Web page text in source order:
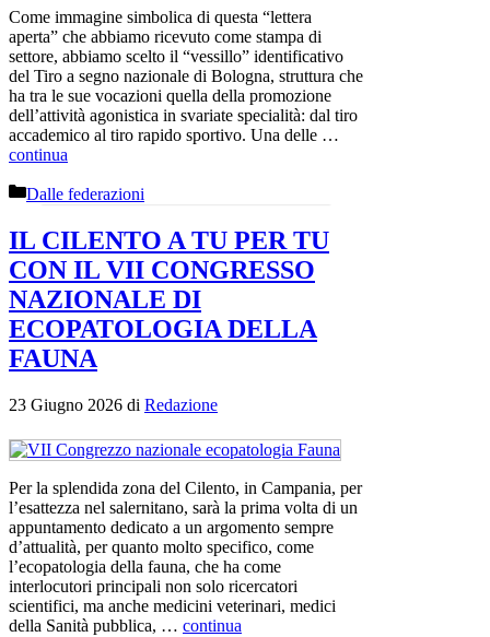
Come immagine simbolica di questa “lettera
aperta” che abbiamo ricevuto come stampa di
settore, abbiamo scelto il “vessillo” identificativo
del Tiro a segno nazionale di Bologna, struttura che
ha tra le sue vocazioni quella della promozione
dell’attività agonistica in svariate specialità: dal tiro
accademico al tiro rapido sportivo. Una delle …
continua
Categorie
Dalle federazioni
IL CILENTO A TU PER TU
CON IL VII CONGRESSO
NAZIONALE DI
ECOPATOLOGIA DELLA
FAUNA
23 Giugno 2026 di Redazione
Per la splendida zona del Cilento, in Campania, per
l’esattezza nel salernitano, sarà la prima volta di un
appuntamento dedicato a un argomento sempre
d’attualità, per quanto molto specifico, come
l’ecopatologia della fauna, che ha come
interlocutori principali non solo ricercatori
scientifici, ma anche medicini veterinari, medici
della Sanità pubblica, … continua